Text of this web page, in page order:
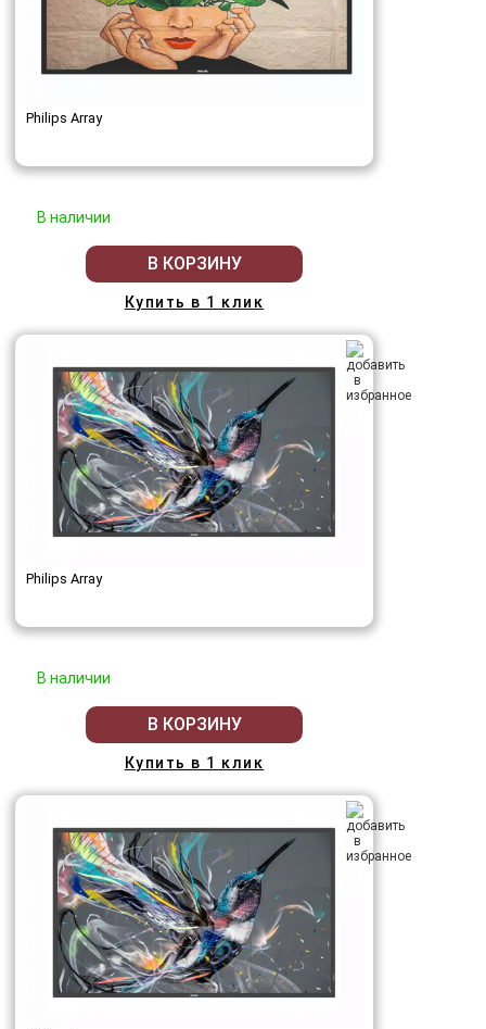
Philips Array
В наличии
В КОРЗИНУ
Купить в 1 клик
Philips Array
В наличии
В КОРЗИНУ
Купить в 1 клик